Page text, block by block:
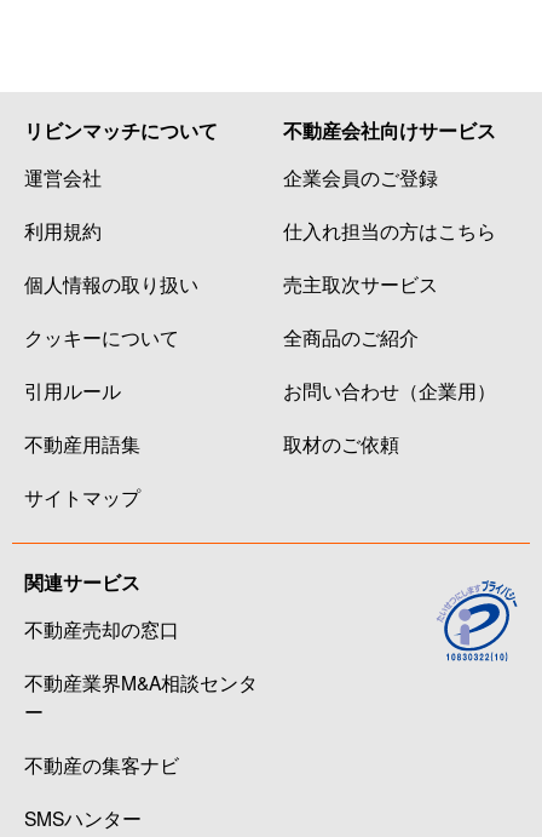
リビンマッチについて
運営会社
利用規約
個人情報の取り扱い
クッキーについて
引用ルール
不動産用語集
サイトマップ
不動産会社向けサービス
企業会員のご登録
仕入れ担当の方はこちら
売主取次サービス
全商品のご紹介
お問い合わせ（企業用）
取材のご依頼
関連サービス
不動産売却の窓口
不動産業界M&A相談センタ
ー
不動産の集客ナビ
SMSハンター